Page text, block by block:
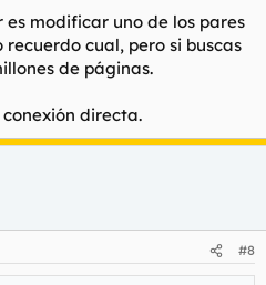
es modificar uno de los pares
cual, pero si buscas
de páginas.
directa.
#8